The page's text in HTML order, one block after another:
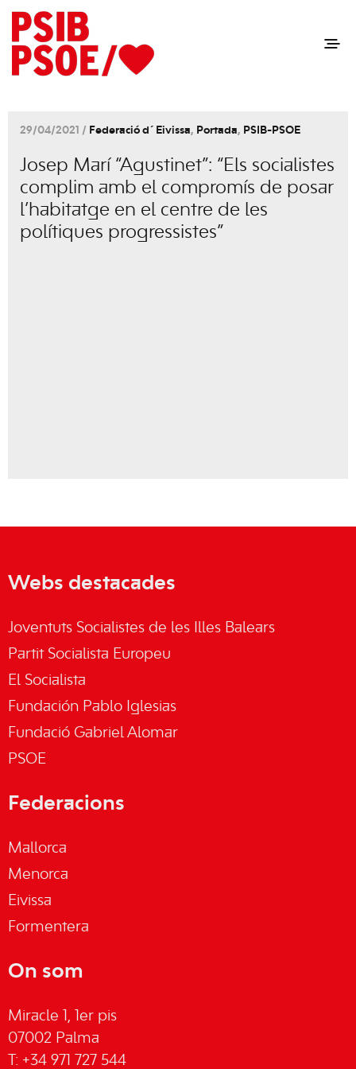
29/04/2021 / Federació d´Eivissa, Portada, PSIB-PSOE
Josep Marí “Agustinet”: “Els socialistes
complim amb el compromís de posar
l’habitatge en el centre de les
polítiques progressistes”
Webs destacades
Joventuts Socialistes de les Illes Balears
Partit Socialista Europeu
El Socialista
Fundación Pablo Iglesias
Fundació Gabriel Alomar
PSOE
Federacions
Mallorca
Menorca
Eivissa
Formentera
On som
Miracle 1, 1er pis
07002 Palma
T: +34 971 727 544